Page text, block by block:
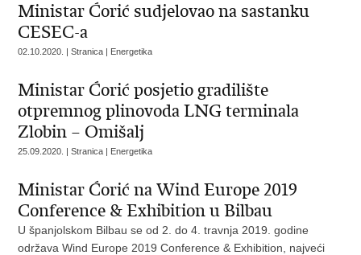
Ministar Ćorić sudjelovao na sastanku
CESEC-a
02.10.2020. | Stranica | Energetika
Ministar Ćorić posjetio gradilište
otpremnog plinovoda LNG terminala
Zlobin – Omišalj
25.09.2020. | Stranica | Energetika
Ministar Ćorić na Wind Europe 2019
Conference & Exhibition u Bilbau
U španjolskom Bilbau se od 2. do 4. travnja 2019. godine
održava Wind Europe 2019 Conference & Exhibition, najveći